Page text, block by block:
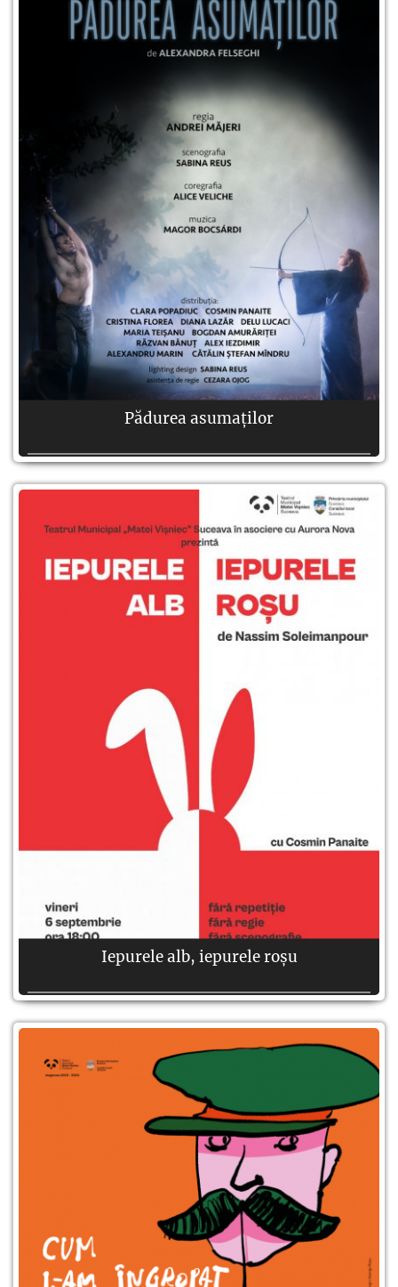
Pădurea asumaților
Autor:Alexandra Felseghi
Iepurele alb, iepurele roșu
Autor:Nassim Soleimanpour